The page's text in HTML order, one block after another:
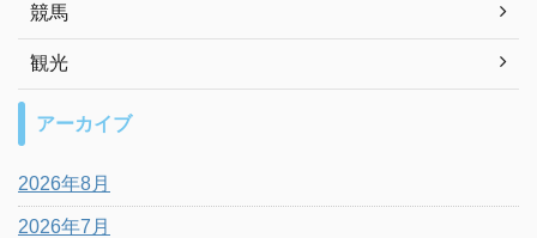
競馬
観光
アーカイブ
2026年8月
2026年7月